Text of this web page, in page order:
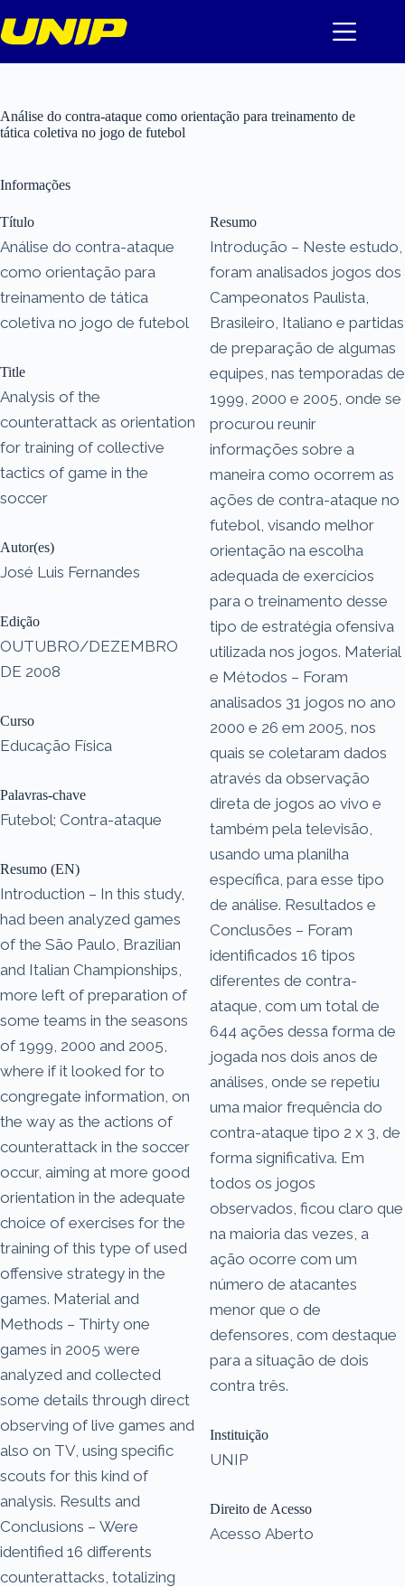
para
o
Análise do contra-ataque como orientação para treinamento de
tática coletiva no jogo de futebol
Informações
Título
Análise do contra-ataque
como orientação para
treinamento de tática
coletiva no jogo de futebol
Title
Analysis of the
counterattack as orientation
for training of collective
tactics of game in the
soccer
Autor(es)
José Luis Fernandes
Edição
OUTUBRO/DEZEMBRO
DE 2008
Curso
Educação Física
Palavras-chave
Futebol; Contra-ataque
Resumo (EN)
Introduction – In this study,
had been analyzed games
of the São Paulo, Brazilian
and Italian Championships,
more left of preparation of
some teams in the seasons
of 1999, 2000 and 2005,
where if it looked for to
congregate information, on
the way as the actions of
counterattack in the soccer
occur, aiming at more good
orientation in the adequate
choice of exercises for the
training of this type of used
offensive strategy in the
games. Material and
Methods – Thirty one
games in 2005 were
analyzed and collected
some details through direct
observing of live games and
also on TV, using specific
scouts for this kind of
analysis. Results and
Conclusions – Were
identified 16 differents
counterattacks, totalizing
Resumo
Introdução – Neste estudo,
foram analisados jogos dos
Campeonatos Paulista,
Brasileiro, Italiano e partidas
de preparação de algumas
equipes, nas temporadas de
1999, 2000 e 2005, onde se
procurou reunir
informações sobre a
maneira como ocorrem as
ações de contra-ataque no
futebol, visando melhor
orientação na escolha
adequada de exercícios
para o treinamento desse
tipo de estratégia ofensiva
utilizada nos jogos. Material
e Métodos – Foram
analisados 31 jogos no ano
2000 e 26 em 2005, nos
quais se coletaram dados
através da observação
direta de jogos ao vivo e
também pela televisão,
usando uma planilha
específica, para esse tipo
de análise. Resultados e
Conclusões – Foram
identificados 16 tipos
diferentes de contra-
ataque, com um total de
644 ações dessa forma de
jogada nos dois anos de
análises, onde se repetiu
uma maior frequência do
contra-ataque tipo 2 x 3, de
forma significativa. Em
todos os jogos
observados, ficou claro que
na maioria das vezes, a
ação ocorre com um
número de atacantes
menor que o de
defensores, com destaque
para a situação de dois
contra três.
Instituição
UNIP
Direito de Acesso
Acesso Aberto